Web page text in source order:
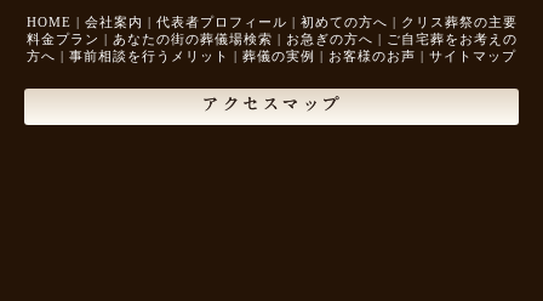
HOME | 会社案内 | 代表者プロフィール | 初めての方へ | クリス葬祭の主要
料金プラン | あなたの街の葬儀場検索 | お急ぎの方へ | ご自宅葬をお考えの
方へ | 事前相談を行うメリット | 葬儀の実例 | お客様のお声 | サイトマップ
アクセスマップ